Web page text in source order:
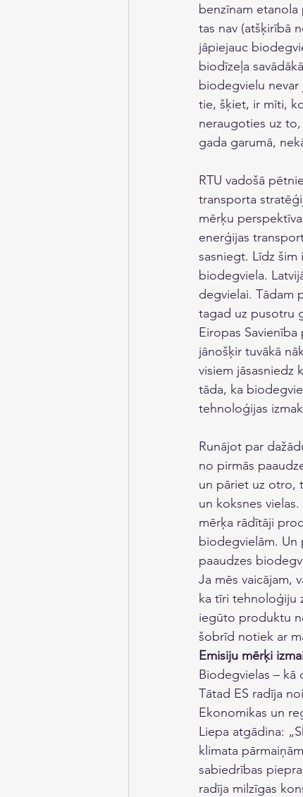
benzīnam
tas nav (atšķirībā
jāpiejauc
biodīzeļa
biodegvielu
tie, šķiet, ir mīti,
neraugoties uz
gada garumā,
RTU vadošā
transporta
mērķu
enerģijas
sasniegt. Līdz šim
biodegviela.
degvielai. Tādam
tagad uz pusotru
Eiropas
jānošķir tuvākā
visiem jāsasniedz
tāda, ka
tehnoloģijas
Runājot par
no pirmās
un pāriet uz otro,
un koksnes
mērķa rādītāji
biodegvielām. Un
paaudzes
Ja mēs vaicājam,
ka tīri tehnoloģiju
iegūto produktu
šobrīd notiek ar
Emisiju mērķi
Biodegvielas – kā
Tātad ES radīja
Ekonomikas un
Liepa atgādina:
klimata
sabiedrības
radīja milzīgas